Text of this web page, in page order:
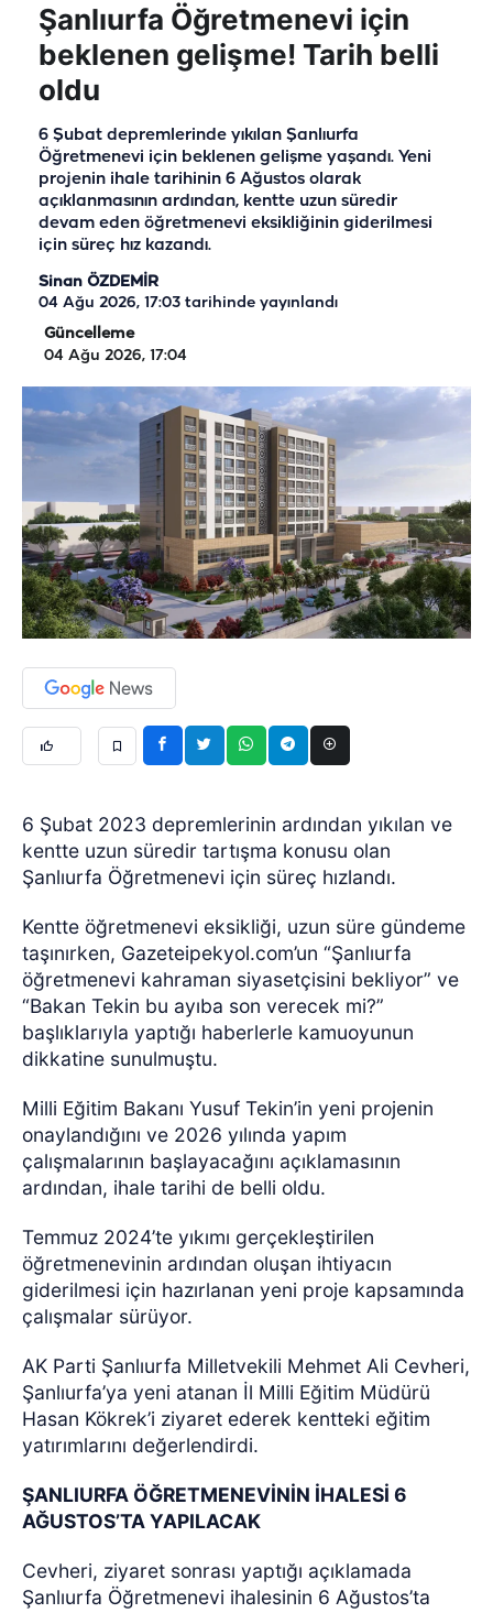
Şanlıurfa Öğretmenevi için
beklenen gelişme! Tarih belli
oldu
6 Şubat depremlerinde yıkılan Şanlıurfa
Öğretmenevi için beklenen gelişme yaşandı. Yeni
projenin ihale tarihinin 6 Ağustos olarak
açıklanmasının ardından, kentte uzun süredir
devam eden öğretmenevi eksikliğinin giderilmesi
için süreç hız kazandı.
Sinan ÖZDEMİR
04 Ağu 2026, 17:03 tarihinde yayınlandı
Güncelleme
04 Ağu 2026, 17:04
6 Şubat 2023 depremlerinin ardından yıkılan ve
kentte uzun süredir tartışma konusu olan
Şanlıurfa Öğretmenevi için süreç hızlandı.
Kentte öğretmenevi eksikliği, uzun süre gündeme
taşınırken, Gazeteipekyol.com’un “Şanlıurfa
öğretmenevi kahraman siyasetçisini bekliyor” ve
“Bakan Tekin bu ayıba son verecek mi?”
başlıklarıyla yaptığı haberlerle kamuoyunun
dikkatine sunulmuştu.
Milli Eğitim Bakanı Yusuf Tekin’in yeni projenin
onaylandığını ve 2026 yılında yapım
çalışmalarının başlayacağını açıklamasının
ardından, ihale tarihi de belli oldu.
Temmuz 2024’te yıkımı gerçekleştirilen
öğretmenevinin ardından oluşan ihtiyacın
giderilmesi için hazırlanan yeni proje kapsamında
çalışmalar sürüyor.
AK Parti Şanlıurfa Milletvekili Mehmet Ali Cevheri,
Şanlıurfa’ya yeni atanan İl Milli Eğitim Müdürü
Hasan Kökrek’i ziyaret ederek kentteki eğitim
yatırımlarını değerlendirdi.
ŞANLIURFA ÖĞRETMENEVİNİN İHALESİ 6
AĞUSTOS’TA YAPILACAK
Cevheri, ziyaret sonrası yaptığı açıklamada
Şanlıurfa Öğretmenevi ihalesinin 6 Ağustos’ta